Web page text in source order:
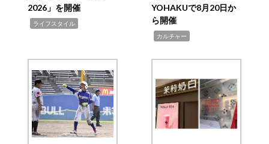
2026」を開催
ライフスタイル
YOHAKUで8月20日か
ら開催
カルチャー